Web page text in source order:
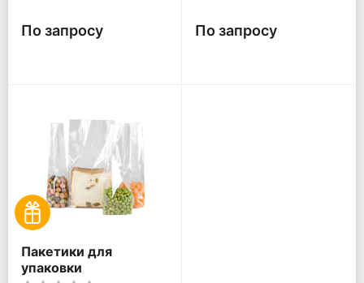
По запросу По запросу
Пакетики для
упаковки